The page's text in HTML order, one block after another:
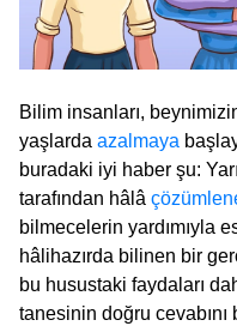
Bilim insanları,
yaşlarda azalmaya
buradaki iyi haber şu:
tarafından hâlâ
bilmecelerin yardımıyla
hâlihazırda bilinen bir
bu husustaki faydaları
tanesinin doğru cevabını